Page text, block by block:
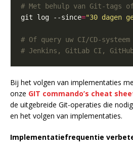
# Met behulp van Git-tags
git log --since="30 dagen
# Of query uw CI/CD-systeem
# Jenkins, GitLab CI,
Bij het volgen van implementaties
onze GIT commando’s cheat
de uitgebreide Git-operaties die
en het volgen van implementaties.
Implementatiefrequentie